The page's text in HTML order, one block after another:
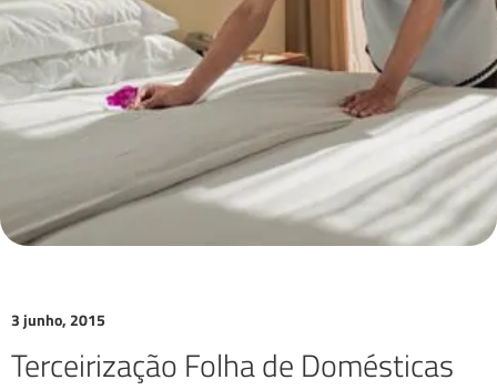
3 junho, 2015
Terceirização Folha de Domésticas